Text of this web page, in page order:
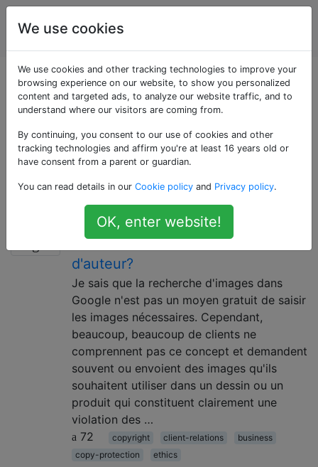
Conception
graphique
Questions marquées
«client-relations»
Questions sur les relations avec les clients, à quoi
communication.
Comment gérer les demandes des
clients en violation des droits
d'auteur?
Je sais que la recherche d'images dans
Google n'est pas un moyen gratuit de saisir
les images nécessaires. Cependant,
beaucoup, beaucoup de clients ne
comprennent pas ce concept et demandent
souvent ou envoient des images qu'ils
souhaitent utiliser dans un dessin ou un
produit qui constituent clairement une
violation des …
72
copyright client-relations
business
copy-protection
ethics
We use cookies
We use cookies and other tracking technologies to improve your
browsing experience on our website, to show you personalized
content and targeted ads, to analyze our website traffic, and to
understand where our visitors are coming from.
By continuing, you consent to our use of cookies and other
tracking technologies and affirm you're at least 16 years old or
have consent from a parent or guardian.
You can read details in our Cookie policy and Privacy policy.
OK, enter website!